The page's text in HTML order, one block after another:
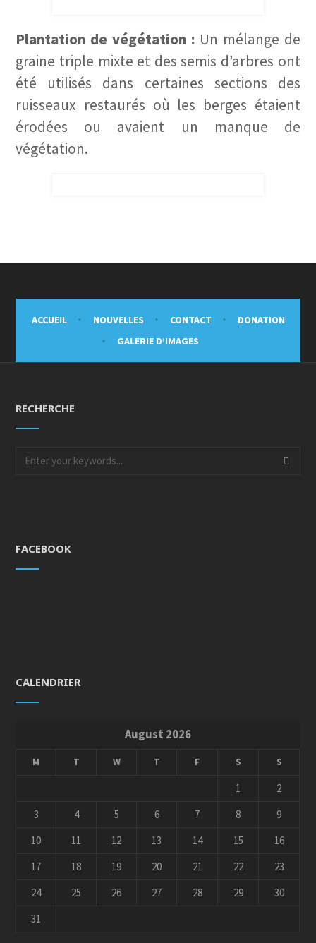
Plantation de végétation : Un mélange de
graine triple mixte et des semis d’arbres ont
été utilisés dans certaines sections des
ruisseaux restaurés où les berges étaient
érodées ou avaient un manque de
végétation.
ACCUEIL NOUVELLES CONTACT
DONATION
GALERIE D’IMAGES
RECHERCHE
FACEBOOK
CALENDRIER
August 2026
M T W T F S S
1
2
3
4 5 6 7 8
9
10
11 12 13 14 15
16
17
18 19 20 21 22
23
24
25 26 27 28 29
30
31